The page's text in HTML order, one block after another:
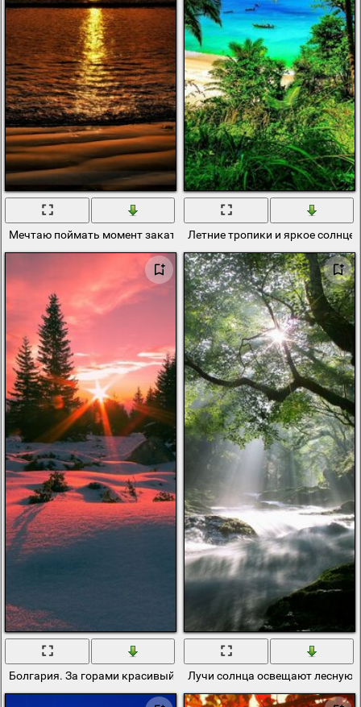
Мечтаю поймать момент заката солнца на берегу моря
Летние тропики и яркое солнце
Болгария. За горами красивый восход солнцаЛучи солнца освещают лесную